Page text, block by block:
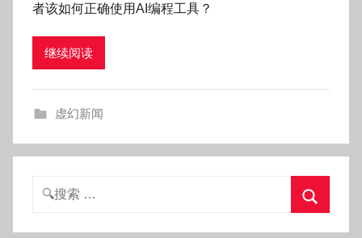
k
者该如何正确使用AI编程工具？
继续阅读
虚幻新闻
搜